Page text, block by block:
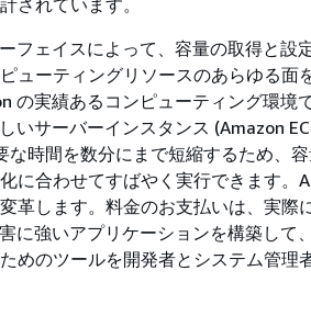
フェイスによって、容量の取得と設
ューティングリソースのあらゆる面
の実績あるコンピューティング環境
いサーバーインスタンス (Amazon
な時間を数分にまで短縮するため、
に合わせてすばやく実行できます。
革します。料金のお支払いは、実際
に強いアプリケーションを構築して
めのツールを開発者とシステム管理